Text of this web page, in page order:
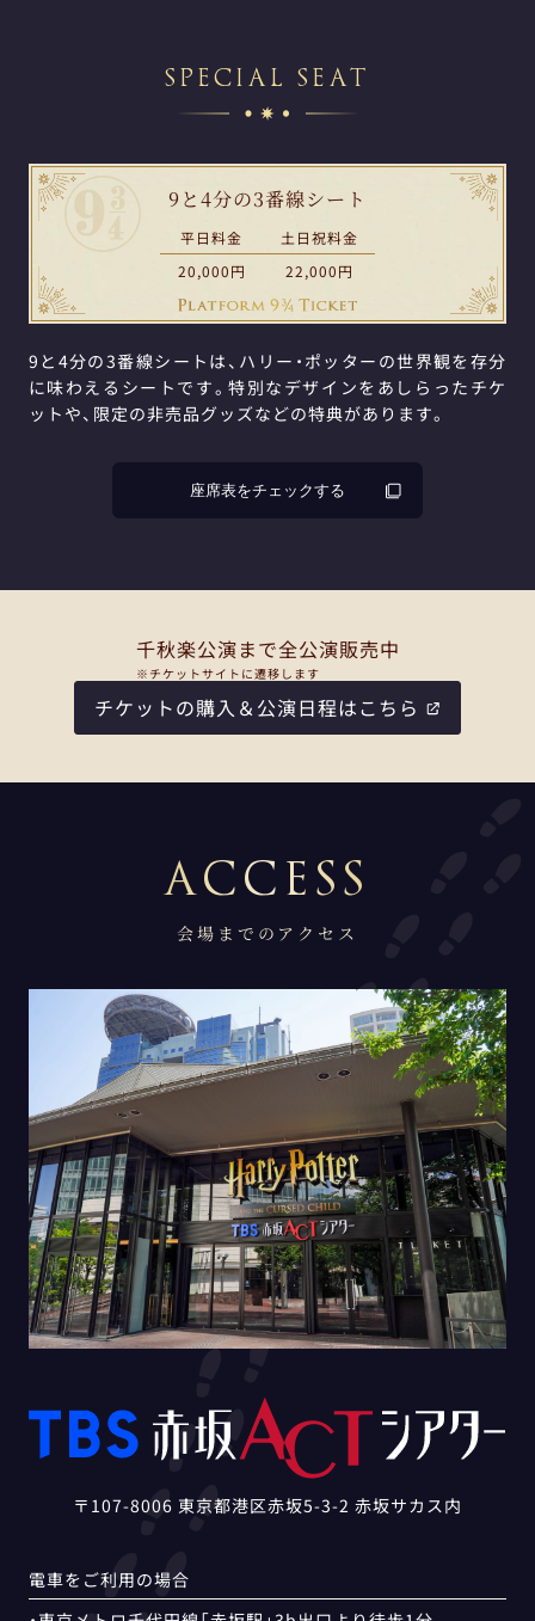
SPECIAL SEAT
9と4分の3番線シート
平日料金
土日祝料金
20,000円
22,000円
9と4分の3番線シートは、ハリー・ポッターの世界観を存分
に味わえるシートです。特別なデザインをあしらったチケ
ットや、限定の非売品グッズなどの特典があります。
座席表をチェックする
千秋楽公演まで全公演販売中
※チケットサイトに遷移します
チケットの購入＆公演日程はこちら
会場までのアクセス
〒107-8006 東京都港区赤坂5-3-2 赤坂サカス内
電車をご利用の場合